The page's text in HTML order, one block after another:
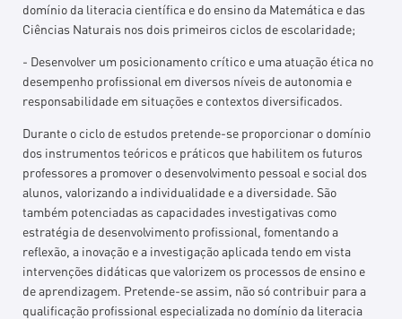
domínio da literacia científica e do ensino da Matemática e das
Ciências Naturais nos dois primeiros ciclos de escolaridade;
- Desenvolver um posicionamento crítico e uma atuação ética no
desempenho profissional em diversos níveis de autonomia e
responsabilidade em situações e contextos diversificados.
Durante o ciclo de estudos pretende-se proporcionar o domínio
dos instrumentos teóricos e práticos que habilitem os futuros
professores a promover o desenvolvimento pessoal e social dos
alunos, valorizando a individualidade e a diversidade. São
também potenciadas as capacidades investigativas como
estratégia de desenvolvimento profissional, fomentando a
reflexão, a inovação e a investigação aplicada tendo em vista
intervenções didáticas que valorizem os processos de ensino e
de aprendizagem. Pretende-se assim, não só contribuir para a
qualificação profissional especializada no domínio da literacia